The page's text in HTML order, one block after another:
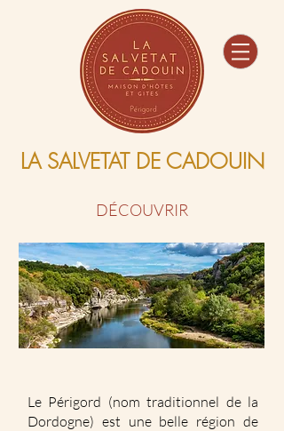
Maison d'hôtes
Gîtes
Evénementiel
LA SALVETAT DE CADOUIN
DÉCOUVRIR
Le Périgord (nom traditionnel de la
Dordogne) est une belle région de